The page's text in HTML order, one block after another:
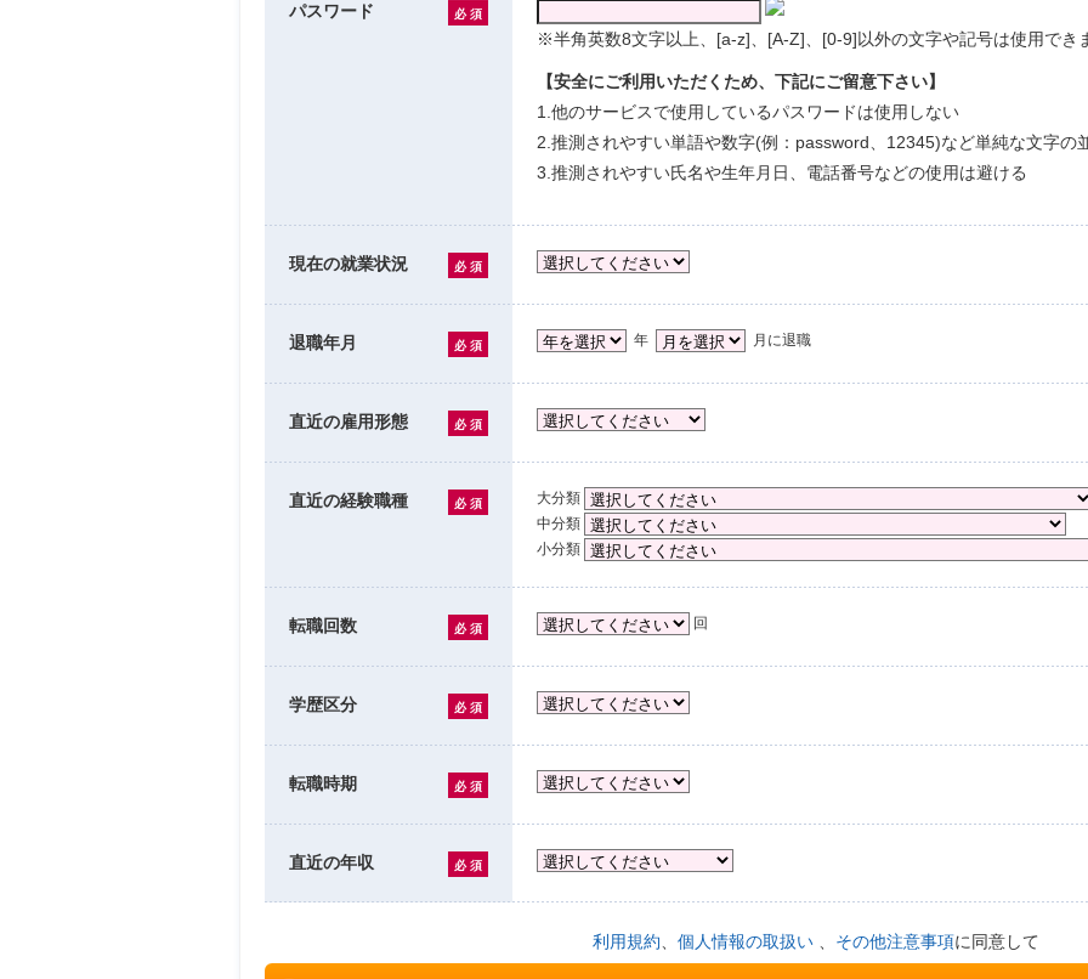
必 須
パスワード
※半角英数8文字以上、[a-z]、[A-Z]、[0-9]以外の文字や記号は使用でき
【安全にご利用いただくため、下記にご留意下さい】
1.他のサービスで使用しているパスワードは使用しない
2.推測されやすい単語や数字(例：password、12345)など単純な文字の
3.推測されやすい氏名や生年月日、電話番号などの使用は避ける
必 須
現在の就業状況
必 須
退職年月 年 月に退職
必 須
直近の雇用形態
必 須
直近の経験職種
大分類
中分類
小分類
必 須
転職回数 回
必 須
学歴区分
必 須
転職時期
必 須
直近の年収
利用規約 個人情報の取扱い その他注意事項に同意して